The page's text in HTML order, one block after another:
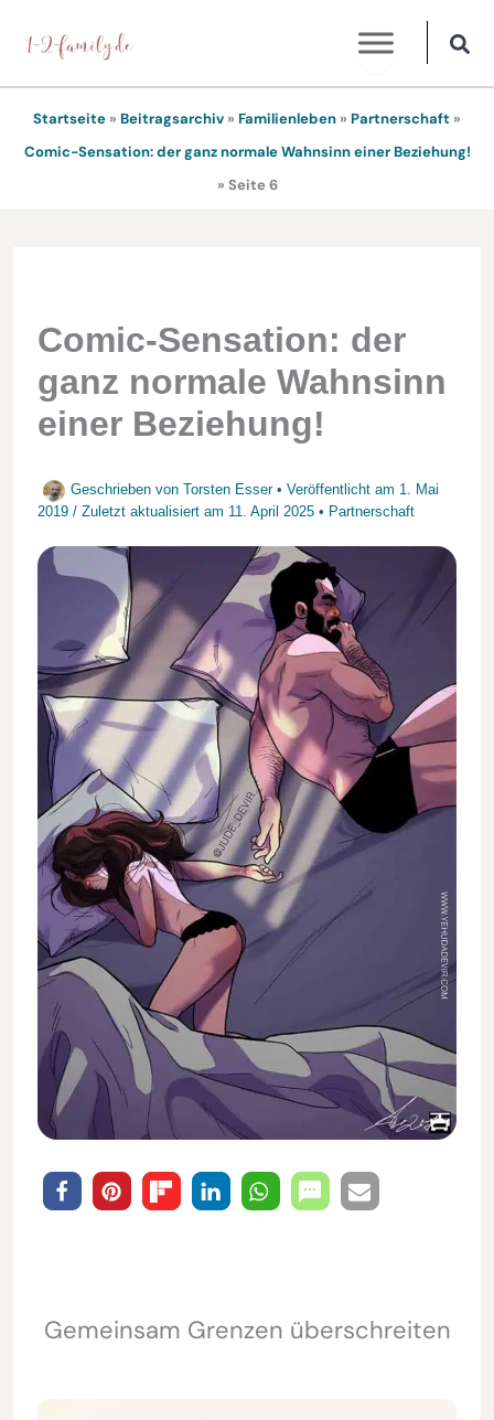
Inhalt
springen
Startseite » Beitragsarchiv » Familienleben » Partnerschaft »
Comic-Sensation: der ganz normale Wahnsinn einer Beziehung!
» Seite 6
Comic-Sensation: der
ganz normale Wahnsinn
einer Beziehung!
Geschrieben von Torsten Esser • Veröffentlicht am 1. Mai
2019 / Zuletzt aktualisiert am 11. April 2025• Partnerschaft
Gemeinsam Grenzen überschreiten